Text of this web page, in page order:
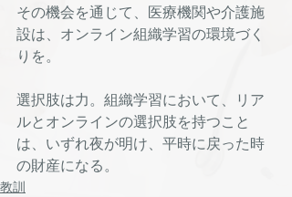
その機会を通じて、医療機関や介護施
設は、オンライン組織学習の環境づく
りを。
選択肢は力。組織学習において、リア
ルとオンラインの選択肢を持つこと
は、いずれ夜が明け、平時に戻った時
の財産になる。
教訓